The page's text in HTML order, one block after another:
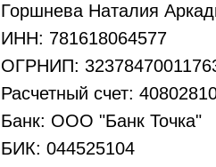
Горшнева Наталия
ИНН: 781618064577
ОГРНИП:
Расчетный счет:
Банк: ООО "Банк Точка"
БИК: 044525104